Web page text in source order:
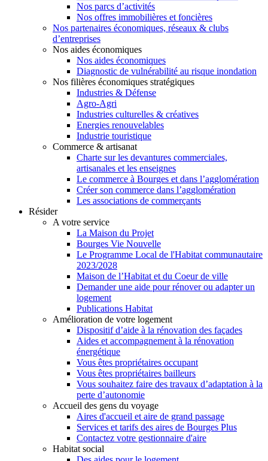
Nos parcs d’activités
Nos offres immobilières et foncières
Nos partenaires économiques, réseaux & clubs
d’entreprises
Nos aides économiques
Nos aides économiques
Diagnostic de vulnérabilité au risque inondation
Nos filières économiques stratégiques
Industries & Défense
Agro-Agri
Industries culturelles & créatives
Energies renouvelables
Industrie touristique
Commerce & artisanat
Charte sur les devantures commerciales,
artisanales et les enseignes
Le commerce à Bourges et dans l’agglomération
Créer son commerce dans l’agglomération
Les associations de commerçants
Résider
A votre service
La Maison du Projet
Bourges Vie Nouvelle
Le Programme Local de l'Habitat communautaire
2023/2028
Maison de l’Habitat et du Coeur de ville
Demander une aide pour rénover ou adapter un
logement
Publications Habitat
Amélioration de votre logement
Dispositif d’aide à la rénovation des façades
Aides et accompagnement à la rénovation
énergétique
Vous êtes propriétaires occupant
Vous êtes propriétaires bailleurs
Vous souhaitez faire des travaux d’adaptation à la
perte d’autonomie
Accueil des gens du voyage
Aires d'accueil et aire de grand passage
Services et tarifs des aires de Bourges Plus
Contactez votre gestionnaire d'aire
Habitat social